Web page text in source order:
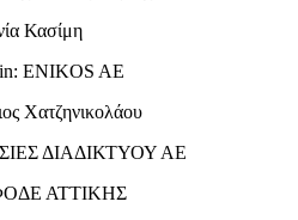
Κασίμη
ENIKOS AE
Χατζηνικολάου
ΔΙΑΔΙΚΤΥΟΥ ΑΕ
ΑΤΤΙΚΗΣ